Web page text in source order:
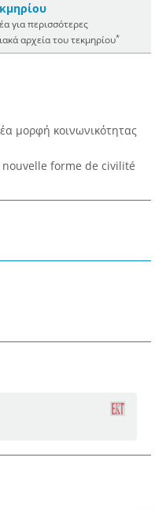
για περισσότερες
αρχεία του τεκμηρίου*
μορφή κοινωνικότητας
forme de civilité